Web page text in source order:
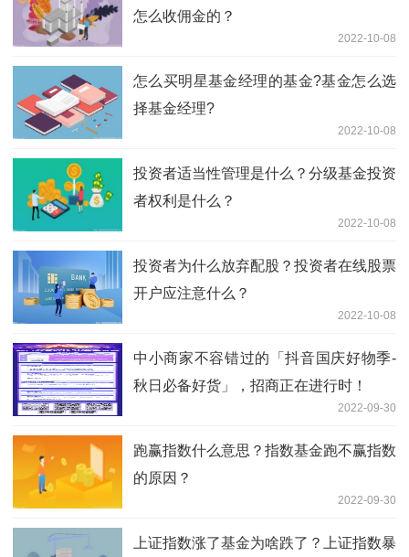
怎么收佣金的？
2022-10-08
怎么买明星基金经理的基金?基金怎么选
择基金经理?
2022-10-08
投资者适当性管理是什么？分级基金投资
者权利是什么？
2022-10-08
投资者为什么放弃配股？投资者在线股票
开户应注意什么？
2022-10-08
中小商家不容错过的「抖音国庆好物季-
秋日必备好货」，招商正在进行时！
2022-09-30
跑赢指数什么意思？指数基金跑不赢指数
的原因？
2022-09-30
上证指数涨了基金为啥跌了？上证指数暴